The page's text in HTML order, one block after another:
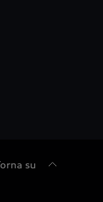
su